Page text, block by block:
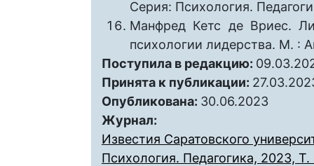
Серия: Психология.
Манфред Кетс де Вриес.
психологии лидерства. М. :
Поступила в редакцию:
Принята к публикации:
Опубликована: 30.06.2023
Журнал:
Известия Саратовского
Психология. Педагогика, 2023,